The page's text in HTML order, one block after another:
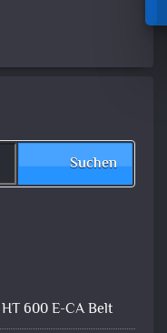
Suchen
600 E-CA Belt